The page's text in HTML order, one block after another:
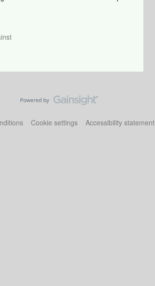
Cookie settings Accessibility statement